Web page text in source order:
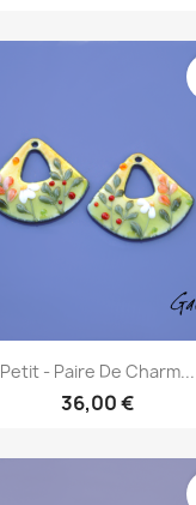
 Aperçu rapide
Petit - Paire De Charm...
36,00 €